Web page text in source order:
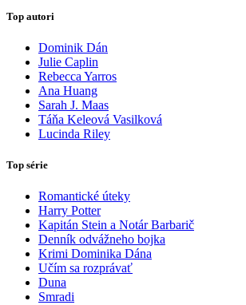
Top autori
Dominik Dán
Julie Caplin
Rebecca Yarros
Ana Huang
Sarah J. Maas
Táňa Keleová Vasilková
Lucinda Riley
Top série
Romantické úteky
Harry Potter
Kapitán Stein a Notár Barbarič
Denník odvážneho bojka
Krimi Dominika Dána
Učím sa rozprávať
Duna
Smradi